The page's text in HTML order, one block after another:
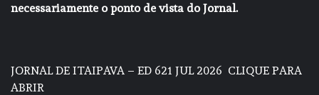
necessariamente o ponto de vista do Jornal.
JORNAL DE ITAIPAVA – ED 621 JUL 2026 CLIQUE PARA
ABRIR